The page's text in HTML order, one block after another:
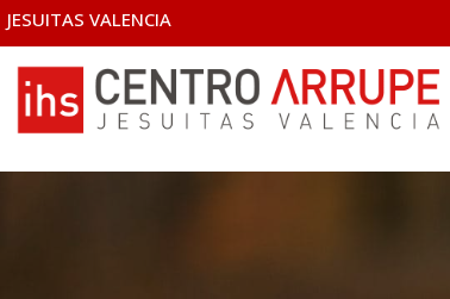
JESUITAS VALENCIA